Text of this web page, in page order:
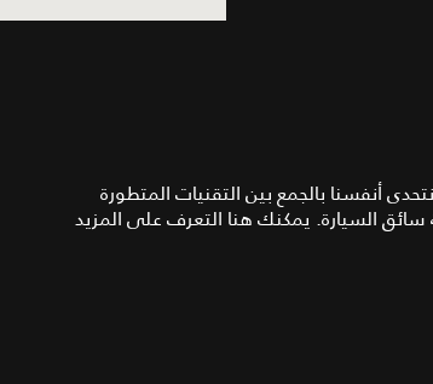
أنفسنا بالجمع بين التقنيات المتطورة
سائق السيارة. يمكنك هنا التعرف على المزيد